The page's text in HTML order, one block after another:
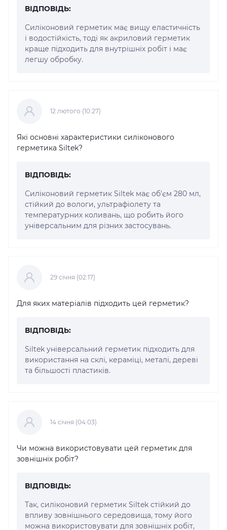
ВІДПОВІДЬ:
Силіконовий герметик має вищу еластичність
і водостійкість, тоді як акриловий герметик
краще підходить для внутрішніх робіт і має
легшу обробку.
12 лютого (10:27)
Які основні характеристики силіконового
герметика Siltek?
ВІДПОВІДЬ:
Силіконовий герметик Siltek має об'єм 280 мл,
стійкий до вологи, ультрафіолету та
температурних коливань, що робить його
універсальним для різних застосувань.
29 cічня (02:17)
Для яких матеріалів підходить цей герметик?
ВІДПОВІДЬ:
Siltek універсальний герметик підходить для
використання на склі, кераміці, металі, дереві
та більшості пластиків.
14 cічня (04:03)
Чи можна використовувати цей герметик для
зовнішніх робіт?
ВІДПОВІДЬ:
Так, силіконовий герметик Siltek стійкий до
впливу зовнішнього середовища, тому його
можна використовувати для зовнішніх робіт,